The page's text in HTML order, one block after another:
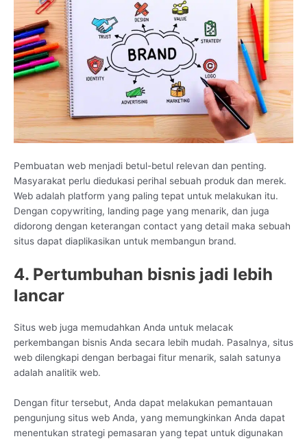
Pembuatan web menjadi betul-betul relevan dan penting.
Masyarakat perlu diedukasi perihal sebuah produk dan merek.
Web adalah platform yang paling tepat untuk melakukan itu.
Dengan copywriting, landing page yang menarik, dan juga
didorong dengan keterangan contact yang detail maka sebuah
situs dapat diaplikasikan untuk membangun brand.
4. Pertumbuhan bisnis jadi lebih
lancar
Situs web juga memudahkan Anda untuk melacak
perkembangan bisnis Anda secara lebih mudah. Pasalnya, situs
web dilengkapi dengan berbagai fitur menarik, salah satunya
adalah analitik web.
Dengan fitur tersebut, Anda dapat melakukan pemantauan
pengunjung situs web Anda, yang memungkinkan Anda dapat
menentukan strategi pemasaran yang tepat untuk digunakan